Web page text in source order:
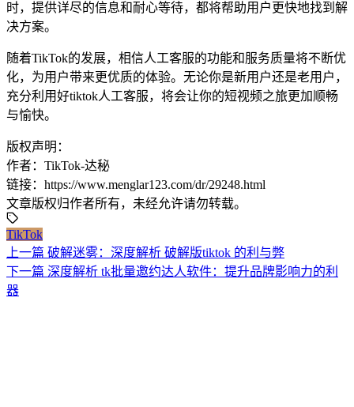
时，提供详尽的信息和耐心等待，都将帮助用户更快地找到解
决方案。
随着TikTok的发展，相信人工客服的功能和服务质量将不断优
化，为用户带来更优质的体验。无论你是新用户还是老用户，
充分利用好tiktok人工客服，将会让你的短视频之旅更加顺畅
与愉快。
版权声明：
作者：TikTok-达秘
链接：https://www.menglar123.com/dr/29248.html
文章版权归作者所有，未经允许请勿转载。
TikTok
上一篇 破解迷雾：深度解析 破解版tiktok 的利与弊
下一篇 深度解析 tk批量邀约达人软件：提升品牌影响力的利
器